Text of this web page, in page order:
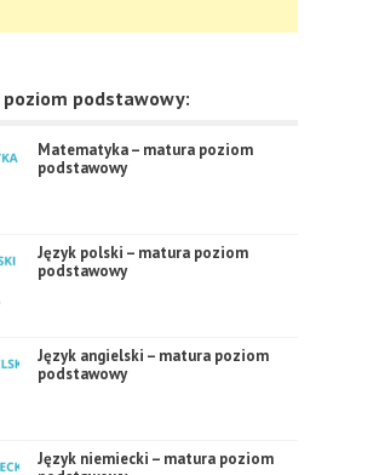
podstawowy:
Matematyka – matura poziom
podstawowy
Język polski – matura poziom
podstawowy
Język angielski – matura poziom
podstawowy
Język niemiecki – matura poziom